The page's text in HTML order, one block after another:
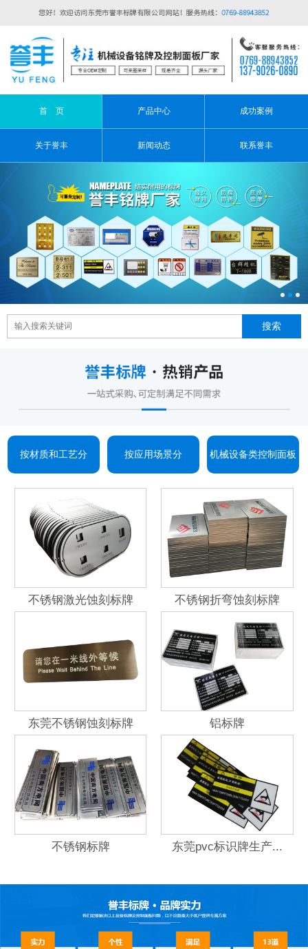
首 页 产品中心 成功案例
关于誉丰 新闻动态 联系誉丰
按材质和工艺分 按应用场景分 机械设备类控制面板
不锈钢激光蚀刻标牌 不锈钢折弯蚀刻标牌
东莞不锈钢蚀刻标牌 铝标牌
不锈钢标牌 东莞pvc标识牌生产...